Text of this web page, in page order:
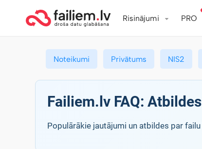
Risinājumi PRO
Noteikumi Privātums NIS2
Failiem.lv FAQ:
Populārākie jautājumi un atbildes par